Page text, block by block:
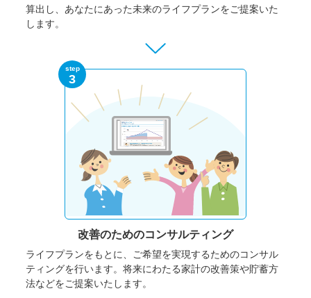
算出し、あなたにあった未来のライフプランをご提案いた
します。
step
3
改善のためのコンサルティング
ライフプランをもとに、ご希望を実現するためのコンサル
ティングを行います。将来にわたる家計の改善策や貯蓄方
法などをご提案いたします。